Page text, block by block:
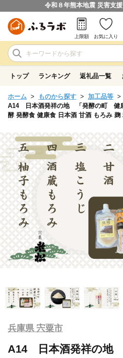
令和８年熊本地震 災害支
上限額 お気に入り
トップ ランキング 返礼品一覧
ホーム ものから探す 加工品等
A14 日本酒発祥の地 「発酵の町 健
酵 発酵食 健康食 日本酒 甘酒 もろみ 麹
兵庫県 宍粟市
A14 日本酒発祥の地